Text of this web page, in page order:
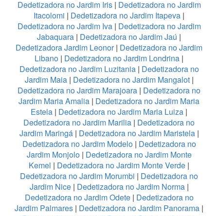
Dedetizadora no Jardim Iris| Dedetizadora no Jardim
Itacolomi | Dedetizadora no Jardim Itapeva |
Dedetizadora no Jardim Iva| Dedetizadora no Jardim
Jabaquara | Dedetizadora no Jardim Jaú |
Dedetizadora Jardim Leonor| Dedetizadora no Jardim
Libano | Dedetizadora no Jardim Londrina |
Dedetizadora no Jardim Luzitania| Dedetizadora no
Jardim Maia| Dedetizadora no Jardim Mangalot|
Dedetizadora no Jardim Marajoara | Dedetizadora no
Jardim Maria Amalia | Dedetizadora no Jardim Maria
Estela | Dedetizadora no Jardim Maria Luiza |
Dedetizadora no Jardim Marilia | Dedetizadora no
Jardim Maringá| Dedetizadora no Jardim Maristela|
Dedetizadora no Jardim Modelo| Dedetizadora no
Jardim Monjolo| Dedetizadora no Jardim Monte
Kemel | Dedetizadora no Jardim Monte Verde |
Dedetizadora no Jardim Morumbi | Dedetizadora no
Jardim Nice| Dedetizadora no Jardim Norma|
Dedetizadora no Jardim Odete| Dedetizadora no
Jardim Palmares | Dedetizadora no Jardim Panorama |